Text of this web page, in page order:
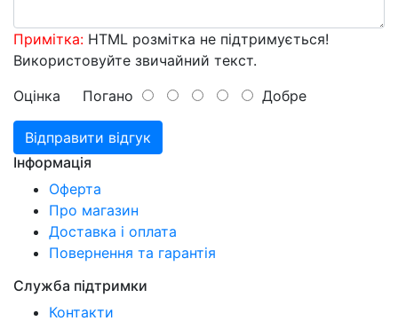
Примітка: HTML розмітка не підтримується!
Використовуйте звичайний текст.
Оцінка Погано Добре
Відправити відгук
Інформація
Оферта
Про магазин
Доставка і оплата
Повернення та гарантія
Служба підтримки
Контакти